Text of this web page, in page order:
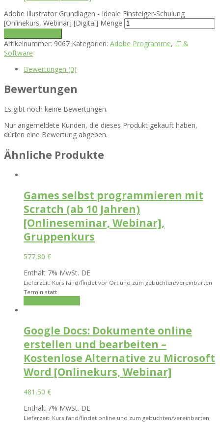
Adobe Illustrator Grundlagen - Ideale Einsteiger-Schulung
[Onlinekurs, Webinar] [Digital] Menge
Artikelnummer: 9067 Kategorien: Adobe Programme, IT &
Software
Bewertungen (0)
Bewertungen
Es gibt noch keine Bewertungen.
Nur angemeldete Kunden, die dieses Produkt gekauft haben,
dürfen eine Bewertung abgeben.
Ähnliche Produkte
Games selbst programmieren mit
Scratch (ab 10 Jahren)
[Onlineseminar, Webinar],
Gruppenkurs
577,80 €
Enthält 7% MwSt. DE
Lieferzeit: Kurs fand/findet vor Ort und zum gebuchten/vereinbarten
Termin statt
Google Docs: Dokumente online
erstellen und bearbeiten –
Kostenlose Alternative zu Microsoft
Word [Onlinekurs, Webinar]
481,50 €
Enthält 7% MwSt. DE
Lieferzeit: Kurs fand/findet online und zum gebuchten/vereinbarten